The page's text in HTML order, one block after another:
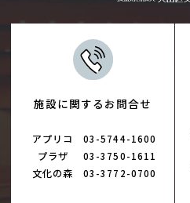
施設に関するお問合せ
アプリコ 03-5744-1600
プラザ 03-3750-1611
文化の森 03-3772-0700